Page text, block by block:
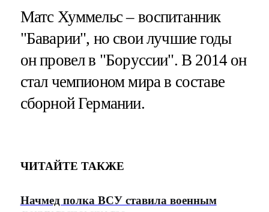
Матс Хуммельс – воспитанник
"Баварии", но свои лучшие годы
он провел в "Боруссии". В 2014 он
стал чемпионом мира в составе
сборной Германии.
ЧИТАЙТЕ ТАКЖЕ
Начмед полка ВСУ ставила военным